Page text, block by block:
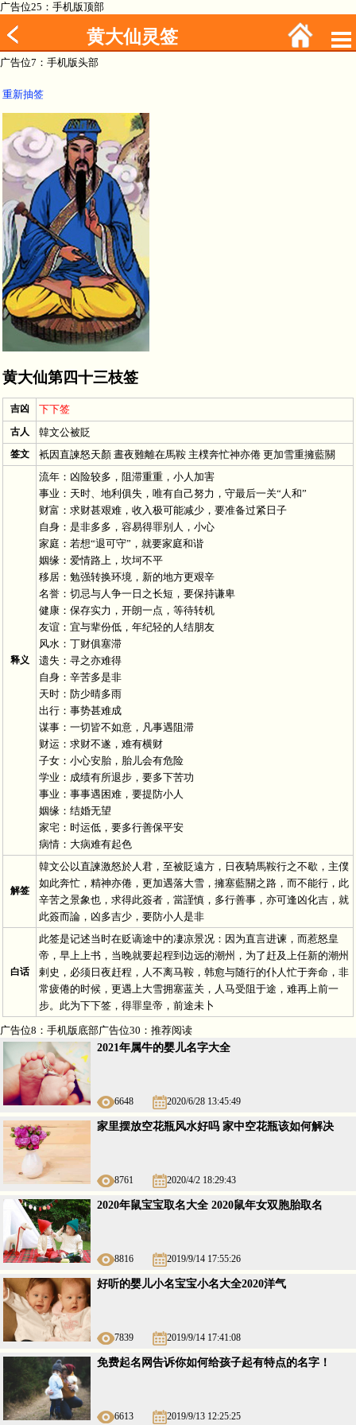
广告位25：手机版顶部
黄大仙灵签
广告位7：手机版头部
重新抽签
黄大仙第四十三枝签
吉凶 下下签
古人 韓文公被貶
签文 衹因直諫怒天顏 晝夜難離在馬鞍 主樸奔忙神亦倦 更加雪重擁藍關
释义
流年：凶险较多，阻滞重重，小人加害
事业：天时、地利俱失，唯有自己努力，守最后一关“人和”
财富：求财甚艰难，收入极可能减少，要准备过紧日子
自身：是非多多，容易得罪别人，小心
家庭：若想“退可守”，就要家庭和谐
姻缘：爱情路上，坎坷不平
移居：勉强转换环境，新的地方更艰辛
名誉：切忌与人争一日之长短，要保持谦卑
健康：保存实力，开朗一点，等待转机
友谊：宜与辈份低，年纪轻的人结朋友
风水：丁财俱塞滞
遗失：寻之亦难得
自身：辛苦多是非
天时：防少晴多雨
出行：事势甚难成
谋事：一切皆不如意，凡事遇阻滞
财运：求财不遂，难有横财
子女：小心安胎，胎儿会有危险
学业：成绩有所退步，要多下苦功
事业：事事遇困难，要提防小人
姻缘：结婚无望
家宅：时运低，要多行善保平安
病情：大病难有起色
解签
韓文公以直諫激怒於人君，至被貶遠方，日夜騎馬鞍行之不歇，主僕
如此奔忙，精神亦倦，更加遇落大雪，擁塞藍關之路，而不能行，此
辛苦之景象也，求得此簽者，當謹慎，多行善事，亦可逢凶化吉，就
此簽而論，凶多吉少，要防小人是非
白话
此签是记述当时在贬谪途中的凄凉景况：因为直言进谏，而惹怒皇
帝，早上上书，当晚就要起程到边远的潮州，为了赶及上任新的潮州
剌史，必须日夜赶程，人不离马鞍，韩愈与随行的仆人忙于奔命，非
常疲倦的时候，更遇上大雪拥塞蓝关，人马受阻于途，难再上前一
步。此为下下签，得罪皇帝，前途未卜
广告位8：手机版底部广告位30：推荐阅读
2021年属牛的婴儿名字大全
6648 2020/6/28 13:45:49
家里摆放空花瓶风水好吗 家中空花瓶该如何解决
8761 2020/4/2 18:29:43
2020年鼠宝宝取名大全 2020鼠年女双胞胎取名
8816 2019/9/14 17:55:26
好听的婴儿小名宝宝小名大全2020洋气
7839 2019/9/14 17:41:08
免费起名网告诉你如何给孩子起有特点的名字！
6613 2019/9/13 12:25:25